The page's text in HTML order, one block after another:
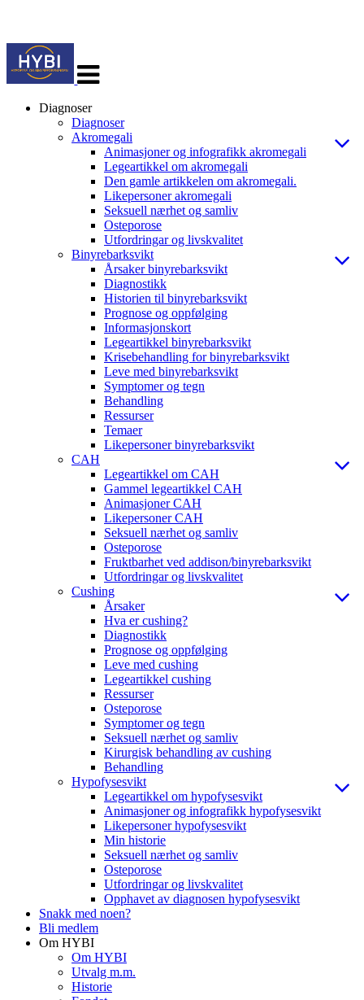
navigasjon
Diagnoser
Diagnoser
Akromegali
Animasjoner og infografikk akromegali
Legeartikkel om akromegali
Den gamle artikkelen om akromegali.
Likepersoner akromegali
Seksuell nærhet og samliv
Osteporose
Utfordringar og livskvalitet
Binyrebarksvikt
Årsaker binyrebarksvikt
Diagnostikk
Historien til binyrebarksvikt
Prognose og oppfølging
Informasjonskort
Legeartikkel binyrebarksvikt
Krisebehandling for binyrebarksvikt
Leve med binyrebarksvikt
Symptomer og tegn
Behandling
Ressurser
Temaer
Likepersoner binyrebarksvikt
CAH
Legeartikkel om CAH
Gammel legeartikkel CAH
Animasjoner CAH
Likepersoner CAH
Seksuell nærhet og samliv
Osteporose
Fruktbarhet ved addison/binyrebarksvikt
Utfordringar og livskvalitet
Cushing
Årsaker
Hva er cushing?
Diagnostikk
Prognose og oppfølging
Leve med cushing
Legeartikkel cushing
Ressurser
Osteporose
Symptomer og tegn
Seksuell nærhet og samliv
Kirurgisk behandling av cushing
Behandling
Hypofysesvikt
Legeartikkel om hypofysesvikt
Animasjoner og infografikk hypofysesvikt
Likepersoner hypofysesvikt
Min historie
Seksuell nærhet og samliv
Osteporose
Utfordringar og livskvalitet
Opphavet av diagnosen hypofysesvikt
Snakk med noen?
Bli medlem
Om HYBI
Om HYBI
Utvalg m.m.
Historie